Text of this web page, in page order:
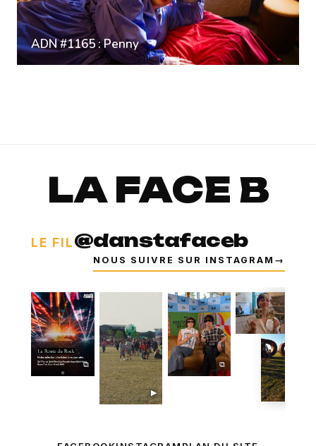
ADN #1165 : Penny
LA FACE B
LE FIL@danstafaceb
NOUS SUIVRE SUR INSTAGRAM →
⧉
▶
⧉